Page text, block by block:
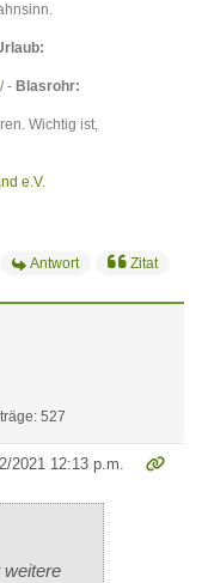
- Blasrohr:
Wichtig ist,
e.V.
Antwort Zitat
527
2021 12:13 p.m.
weitere